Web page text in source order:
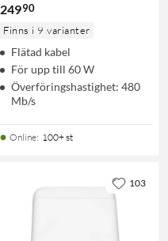
24990
Finns i 9 varianter
Flätad kabel
För upp till 60 W
Överföringshastighet: 480
Mb/s
Online: 100+ st
103